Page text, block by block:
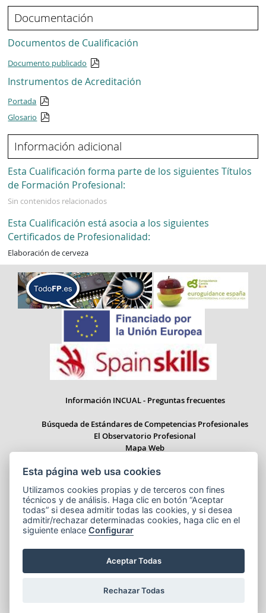
Documentación
Documentos de Cualificación
Documento publicado
Instrumentos de Acreditación
Portada
Glosario
Información adicional
Esta Cualificación forma parte de los siguientes Títulos
de Formación Profesional:
Sin contenidos relacionados
Esta Cualificación está asocia a los siguientes
Certificados de Profesionalidad:
Elaboración de cerveza
Información INCUAL - Preguntas frecuentes
Búsqueda de Estándares de Competencias Profesionales
El Observatorio Profesional
Mapa Web
Paseo del Prado 28, 1ª Planta - 28014 Madrid
Correo electrónico: informacion.incual@educacion.gob.es
Accesibilidad
NIPO:164-25-014-X
Esta página web usa cookies
Utilizamos cookies propias y de terceros con fines
técnicos y de análisis. Haga clic en botón “Aceptar
todas” si desea admitir todas las cookies, y si desea
admitir/rechazar determinadas cookies, haga clic en el
siguiente enlaceConfigurar
Aceptar Todas
Rechazar Todas